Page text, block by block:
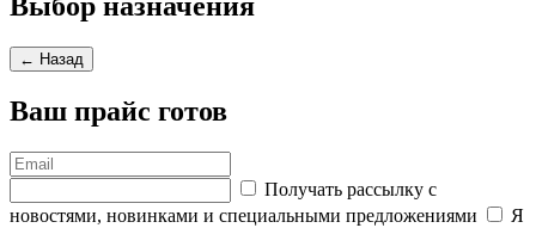
Выбор назначения
← Назад
Ваш прайс готов
Получать рассылку с
новостями, новинками и специальными предложениями
Я